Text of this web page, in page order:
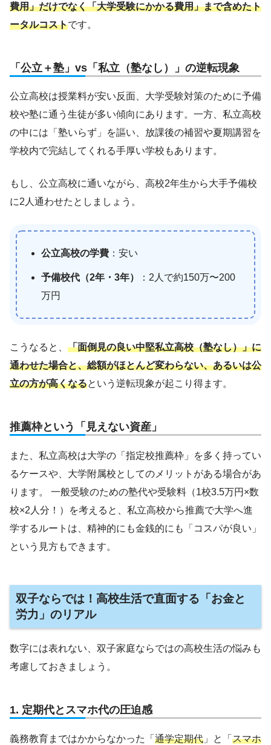
費用」だけでなく「大学受験にかかる費用」まで含めたト
ータルコストです。
「公立＋塾」vs「私立（塾なし）」の逆転現象
公立高校は授業料が安い反面、大学受験対策のために予備
校や塾に通う生徒が多い傾向にあります。一方、私立高校
の中には「塾いらず」を謳い、放課後の補習や夏期講習を
学校内で完結してくれる手厚い学校もあります。
もし、公立高校に通いながら、高校2年生から大手予備校
に2人通わせたとしましょう。
公立高校の学費 ：安い
予備校代（2年・3年）
：2人で約150万〜200
万円
こうなると、 「面倒見の良い中堅私立高校（塾なし）」に
通わせた場合と、総額がほとんど変わらない、あるいは公
立の方が高くなるという逆転現象が起こり得ます。
推薦枠という「見えない資産」
また、私立高校は大学の「指定校推薦枠」を多く持ってい
るケースや、大学附属校としてのメリットがある場合があ
ります。 一般受験のための塾代や受験料（1校3.5万円×数
校×2人分！）を考えると、私立高校から推薦で大学へ進
学するルートは、精神的にも金銭的にも「コスパが良い」
という見方もできます。
双子ならでは！高校生活で直面する「お金と
労力」のリアル
数字には表れない、双子家庭ならではの高校生活の悩みも
考慮しておきましょう。
1. 定期代とスマホ代の圧迫感
義務教育まではかからなかった「 通学定期代 」と「 スマホ